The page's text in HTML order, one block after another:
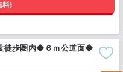
料)
徒歩圏内◆６ｍ公道面◆